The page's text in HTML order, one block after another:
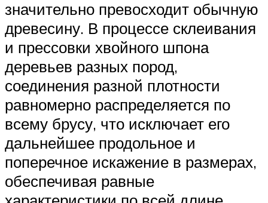
значительно превосходит обычную
древесину. В процессе склеивания
и прессовки хвойного шпона
деревьев разных пород,
соединения разной плотности
равномерно распределяется по
всему брусу, что исключает его
дальнейшее продольное и
поперечное искажение в размерах,
обеспечивая равные